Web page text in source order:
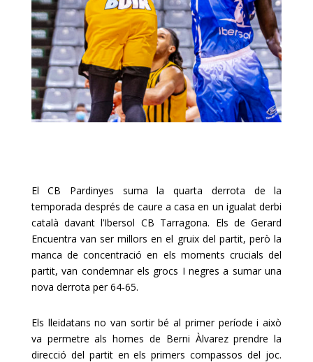
El CB Pardinyes suma la quarta derrota de la
temporada després de caure a casa en un igualat derbi
català davant l’Ibersol CB Tarragona. Els de Gerard
Encuentra van ser millors en el gruix del partit, però la
manca de concentració en els moments crucials del
partit, van condemnar els grocs I negres a sumar una
nova derrota per 64-65.
Els lleidatans no van sortir bé al primer període i això
va permetre als homes de Berni Àlvarez prendre la
direcció del partit en els primers compassos del joc.